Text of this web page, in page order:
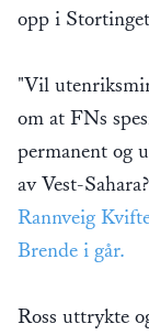
opp i
"Vil
om at FNs
permanent og
av Vest-
Rannveig
Brende i går.
Ross uttrykte